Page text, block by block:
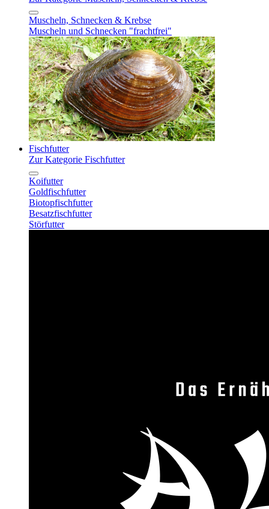
Muscheln, Schnecken & Krebse
Muscheln und Schnecken "frachtfrei"
Fischfutter
Zur Kategorie Fischfutter
Koifutter
Goldfischfutter
Biotopfischfutter
Besatzfischfutter
Störfutter